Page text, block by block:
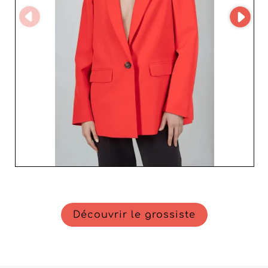
produits qui séduisent par leur originalité et leur charme
intemporel. Faites confiance à GUAS pour sublimer votre
assortiment avec des collections laifashion attrayantes
et contemporaines, garantissant ainsi une satisfaction
client optimale et durable.
Découvrir le grossiste